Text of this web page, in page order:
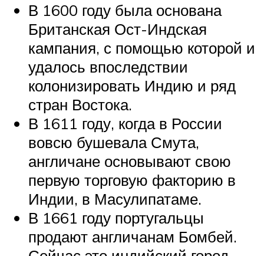
В 1600 году была основана
Британская Ост-Индская
кампания, с помощью которой и
удалось впоследствии
колонизировать Индию и ряд
стран Востока.
В 1611 году, когда в России
вовсю бушевала Смута,
англичане основывают свою
первую торговую факторию в
Индии, в Масулипатаме.
В 1661 году португальцы
продают англичанам Бомбей.